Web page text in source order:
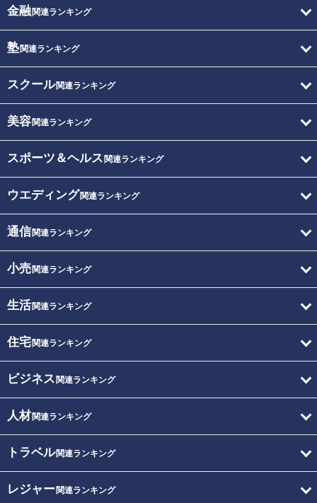
金融関連ランキング
塾関連ランキング
スクール関連ランキング
美容関連ランキング
スポーツ＆ヘルス 関連ランキング
ウエディング関連ランキング
通信関連ランキング
小売関連ランキング
生活関連ランキング
住宅関連ランキング
ビジネス 関連ランキング
人材関連ランキング
トラベル関連ランキング
レジャー関連ランキング